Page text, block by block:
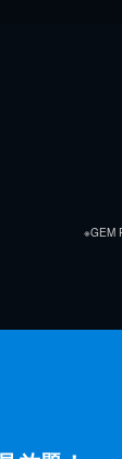
※GEM